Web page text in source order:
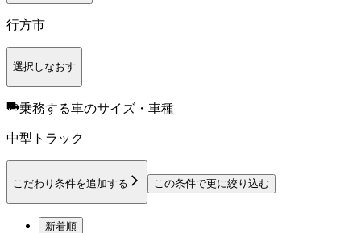
行方市
選択しなおす
乗務する車のサイズ・車種
中型トラック
こだわり条件を追加する この条件で更に絞り込む
新着順